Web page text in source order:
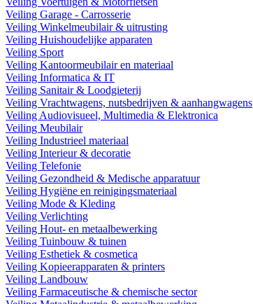
Veiling Garage - Carrosserie
Veiling Winkelmeubilair & uitrusting
Veiling Huishoudelijke apparaten
Veiling Sport
Veiling Kantoormeubilair en materiaal
Veiling Informatica & IT
Veiling Sanitair & Loodgieterij
Veiling Vrachtwagens, nutsbedrijven & aanhangwagens
Veiling Audiovisueel, Multimedia & Elektronica
Veiling Meubilair
Veiling Industrieel materiaal
Veiling Interieur & decoratie
Veiling Telefonie
Veiling Gezondheid & Medische apparatuur
Veiling Hygiëne en reinigingsmateriaal
Veiling Mode & Kleding
Veiling Verlichting
Veiling Hout- en metaalbewerking
Veiling Tuinbouw & tuinen
Veiling Esthetiek & cosmetica
Veiling Kopieerapparaten & printers
Veiling Landbouw
Veiling Farmaceutische & chemische sector